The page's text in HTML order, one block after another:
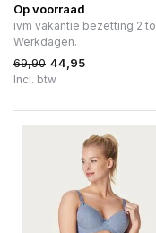
Op voorraad
ivm vakantie bezetting 2
Werkdagen.
69,90 44,95
Incl. btw